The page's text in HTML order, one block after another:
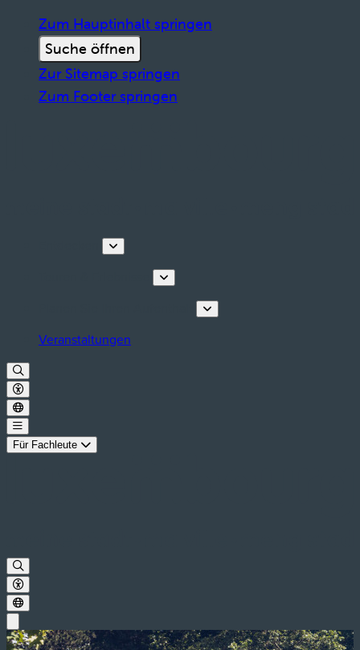
Zum Hauptinhalt springen
Suche öffnen
Zur Sitemap springen
Zum Footer springen
Veranstaltungen
Für Fachleute